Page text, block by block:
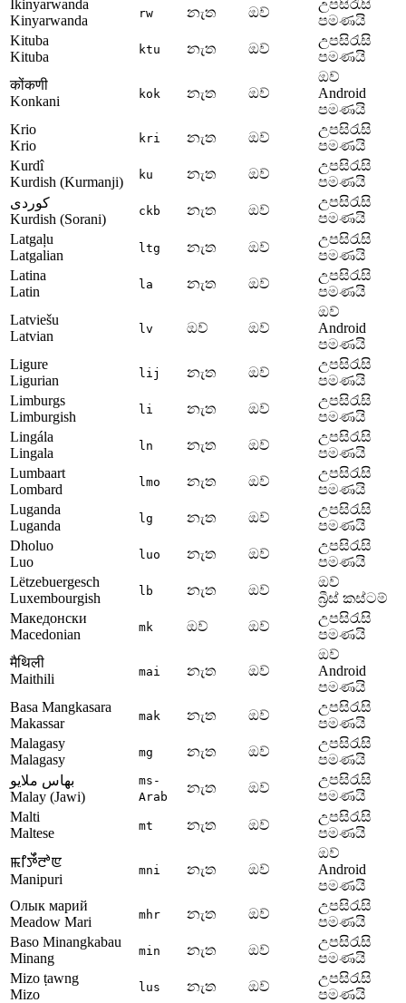
Ikinyarwanda
Kinyarwanda
rw නැත ඔව්
උපසිරැසි
පමණයි
Kituba
Kituba
ktu නැත ඔව්
උපසිරැසි
පමණයි
कोंकणी
Konkani
kok නැත ඔව්
ඔව්
Android
පමණයි
Krio
Krio
kri නැත ඔව්
උපසිරැසි
පමණයි
Kurdî
Kurdish (Kurmanji)
ku නැත ඔව්
උපසිරැසි
පමණයි
کوردی
Kurdish (Sorani)
ckb නැත ඔව්
උපසිරැසි
පමණයි
Latgaļu
Latgalian
ltg නැත ඔව්
උපසිරැසි
පමණයි
Latina
Latin
la නැත ඔව්
උපසිරැසි
පමණයි
Latviešu
Latvian
lv ඔව් ඔව්
ඔව්
Android
පමණයි
Ligure
Ligurian
lij නැත ඔව්
උපසිරැසි
පමණයි
Limburgs
Limburgish
li නැත ඔව්
උපසිරැසි
පමණයි
Lingála
Lingala
ln නැත ඔව්
උපසිරැසි
පමණයි
Lumbaart
Lombard
lmo නැත ඔව්
උපසිරැසි
පමණයි
Luganda
Luganda
lg නැත ඔව්
උපසිරැසි
පමණයි
Dholuo
Luo
luo නැත ඔව්
උපසිරැසි
පමණයි
Lëtzebuergesch
Luxembourgish
lb නැත ඔව්
ඔව්
බ්‍රීස් කස්ටම්
Македонски
Macedonian
mk ඔව් ඔව්
උපසිරැසි
පමණයි
मैथिली
Maithili
mai නැත ඔව්
ඔව්
Android
පමණයි
Basa Mangkasara
Makassar
mak නැත ඔව්
උපසිරැසි
පමණයි
Malagasy
Malagasy
mg නැත ඔව්
උපසිරැසි
පමණයි
بهاس ملايو
Malay (Jawi)
ms-
Arab
නැත ඔව්
උපසිරැසි
පමණයි
Malti
Maltese
mt නැත ඔව්
උපසිරැසි
පමණයි
ꯃꯤꯇꯩꯂꯣꯟ
Manipuri
mni නැත ඔව්
ඔව්
Android
පමණයි
Олык марий
Meadow Mari
mhr නැත ඔව්
උපසිරැසි
පමණයි
Baso Minangkabau
Minang
min නැත ඔව්
උපසිරැසි
පමණයි
Mizo ṭawng
Mizo
lus නැත ඔව්
උපසිරැසි
පමණයි